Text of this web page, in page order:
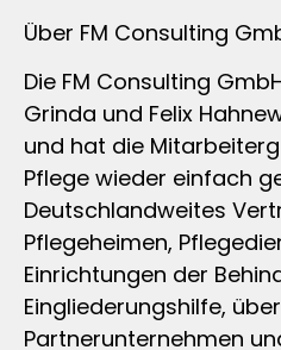
Über FM Consulting
Die FM Consulting
Grinda und Felix
und hat die
Pflege wieder einfach
Deutschlandweites
Pflegeheimen,
Einrichtungen der
Eingliederungshilfe,
Partnerunternehmen